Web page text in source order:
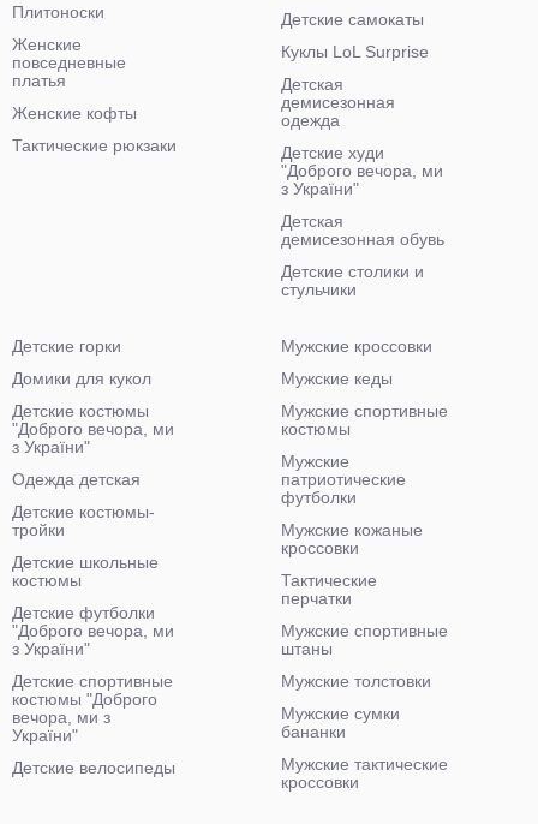
Плитоноски
Женские
повседневные
платья
Женские кофты
Тактические рюкзаки
Детские самокаты
Куклы LoL Surprise
Детская
демисезонная
одежда
Детские худи
"Доброго вечора, ми
з України"
Детская
демисезонная обувь
Детские столики и
стульчики
Детские горки
Домики для кукол
Детские костюмы
"Доброго вечора, ми
з України"
Одежда детская
Детские костюмы-
тройки
Детские школьные
костюмы
Детские футболки
"Доброго вечора, ми
з України"
Детские спортивные
костюмы "Доброго
вечора, ми з
України"
Детские велосипеды
Мужские кроссовки
Мужские кеды
Мужские спортивные
костюмы
Мужские
патриотические
футболки
Мужские кожаные
кроссовки
Тактические
перчатки
Мужские спортивные
штаны
Мужские толстовки
Мужские сумки
бананки
Мужские тактические
кроссовки